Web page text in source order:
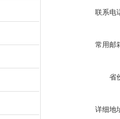
联系电
常用邮
省
详细地